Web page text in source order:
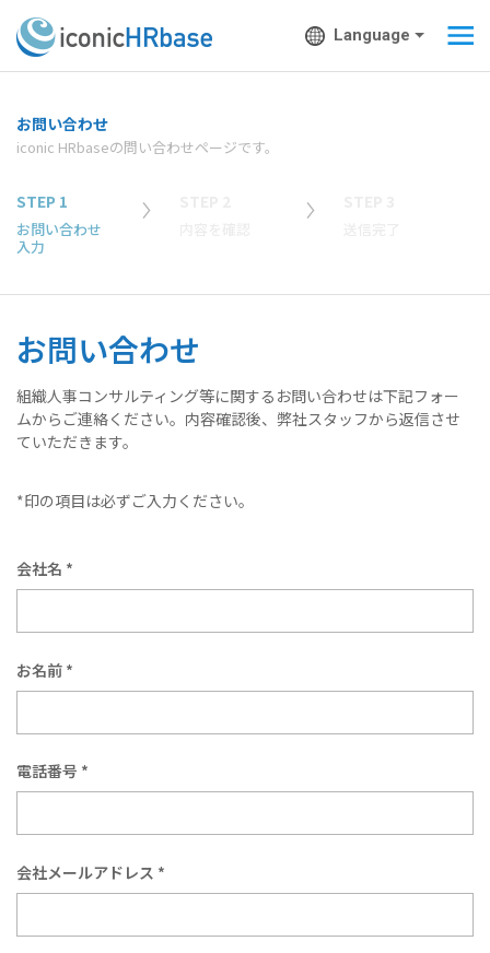
Language
お問い合わせ
iconic HRbaseの問い合わせページです。
STEP 1
お問い合わせ
入力
お問い合わせ
組織人事コンサルティング等に関するお問い合わせは下記フォー
ムからご連絡ください。内容確認後、弊社スタッフから返信させ
ていただきます。
*印の項目は必ずご入力ください。
会社名 *
お名前 *
電話番号 *
会社メールアドレス *